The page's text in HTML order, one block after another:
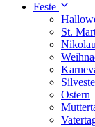
Feste
St.
Ostern